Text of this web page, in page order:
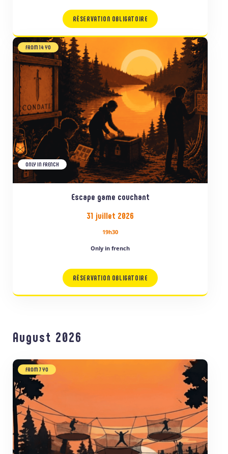
RÉSERVATION OBLIGATOIRE
FROM 14 YO
ONLY IN FRENCH
Escape game couchant
31 juillet 2026
19h30
Only in french
RÉSERVATION OBLIGATOIRE
August 2026
FROM 7 YO